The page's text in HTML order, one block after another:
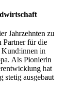
Jahrzehnten zu
Partner für die
in
Als Pionierin
hat
stetig ausgebaut